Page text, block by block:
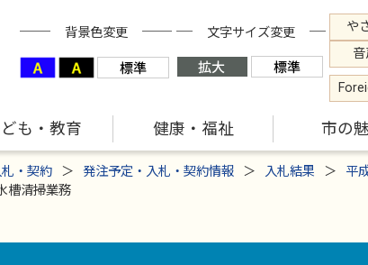
背景色変更 文字サイズ変更
や
も・教育 健康・福祉 市の
札・契約 発注予定・入札・契約情報 入札結果
平
槽清掃業務